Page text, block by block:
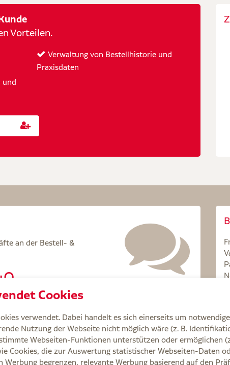
Vorteilen.
und
Verwaltung von Bestellhistorie und
Praxisdaten
an der Bestell- &
Uhr
Kontakt FAQ AGB Cookie-Einstellungen
Cookies
verwendet. Dabei handelt es sich einerseits um
Nutzung der Webseite nicht möglich wäre (z. B.
Webseiten-Funktionen unterstützen oder ermöglichen
Cookies, die zur Auswertung statistischer Webseiten-Daten
Werbung begrenzen, relevante Werbung basierend auf den